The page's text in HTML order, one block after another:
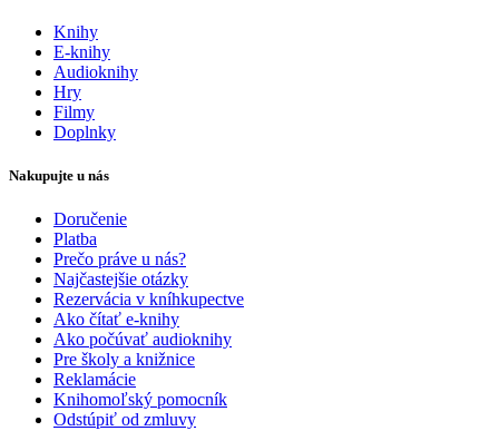
Knihy
E-knihy
Audioknihy
Hry
Filmy
Doplnky
Nakupujte u nás
Doručenie
Platba
Prečo práve u nás?
Najčastejšie otázky
Rezervácia v kníhkupectve
Ako čítať e-knihy
Ako počúvať audioknihy
Pre školy a knižnice
Reklamácie
Knihomoľský pomocník
Odstúpiť od zmluvy